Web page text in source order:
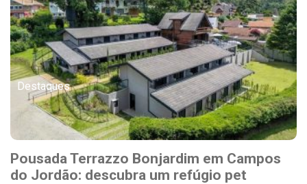
Destaques
Pousada Terrazzo Bonjardim em Campos
do Jordão: descubra um refúgio pet